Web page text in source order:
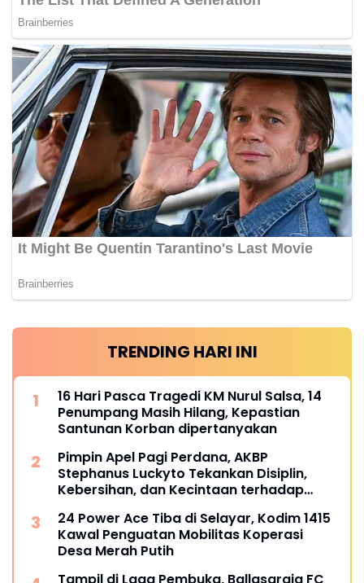
TRENDING HARI INI
16 Hari Pasca Tragedi KM Nurul Salsa, 14
Penumpang Masih Hilang, Kepastian
Santunan Korban dipertanyakan
Pimpin Apel Pagi Perdana, AKBP
Stephanus Luckyto Tekankan Disiplin,
Kebersihan, dan Kecintaan terhadap
24 Power Ace Tiba di Selayar, Kodim 1415
Kawal Penguatan Mobilitas Koperasi
Desa Merah Putih
Tampil di Laga Pembuka, Ballasaraja FC